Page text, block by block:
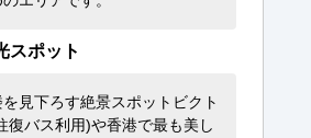
スポット
見下ろす絶景スポットビクト
復バス利用)や香港で最も美し